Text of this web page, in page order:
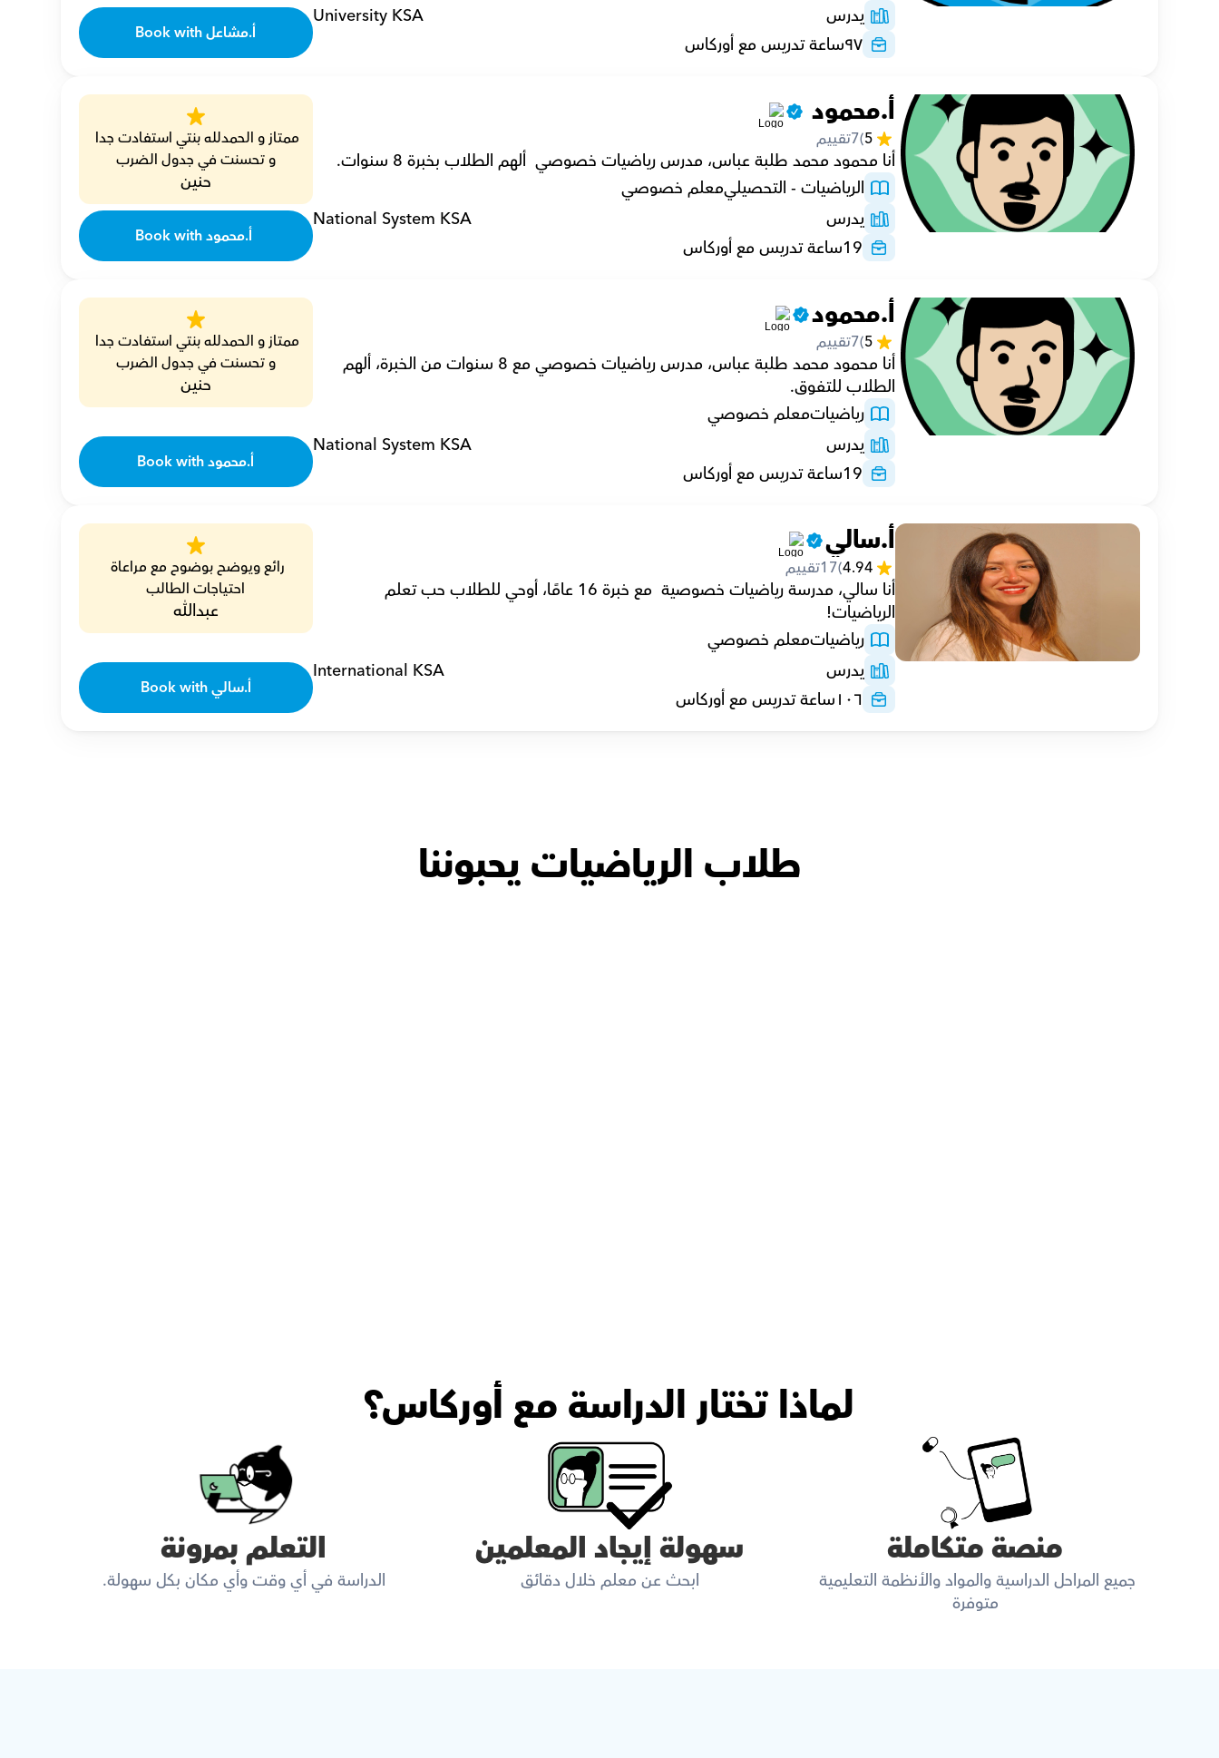
يدرس
University KSA
٩٧ساعة تدريس مع أوركاس Book with أ.مشاعل
أ.محمود
5
(
7تقييم
أنا محمود محمد طلبة عباس، مدرس رياضيات خصوصي  ألهم الطلاب بخبرة 8 سنوات.
الرياضيات - التحصيليمعلم خصوصي
يدرس
National System KSA
19ساعة تدريس مع أوركاس
و تحسنت في جدول الضرب
حنين
أ.محمود
5
(
7تقييم
الطلاب للتفوق.
رياضياتمعلم خصوصي
يدرس
National System KSA
19ساعة تدريس مع أوركاس
و تحسنت في جدول الضرب
حنين
Book with أ.محمود
أ.سالي
4.94
(
17تقييم
الرياضيات!
رياضياتمعلم خصوصي
يدرس
International KSA
١٠٦ساعة تدريس مع أوركاس
احتياجات الطالب
عبدالله
Book with أ.سالي
طلاب الرياضيات يحبوننا
لماذا تختار الدراسة مع أوركاس؟
التعلم بمرونة
الدراسة في أي وقت وأي مكان بكل سهولة.
سهولة إيجاد المعلمين
ابحث عن معلم خلال دقائق
منصة متكاملة
جميع المراحل الدراسية والمواد والأنظمة التعليمية
متوفرة